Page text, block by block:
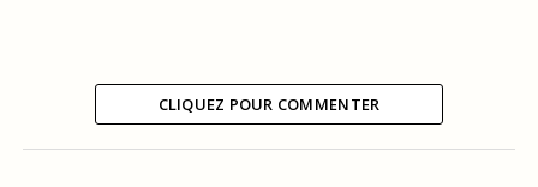
CLIQUEZ POUR COMMENTER